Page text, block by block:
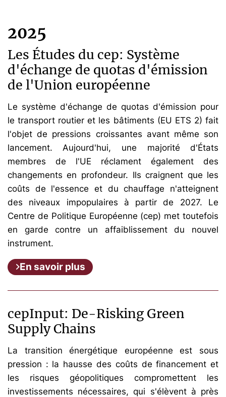
2025
Les Études du cep: Système
d'échange de quotas d'émission
de l'Union européenne
Le système d'échange de quotas d'émission pour
le transport routier et les bâtiments (EU ETS 2) fait
l'objet de pressions croissantes avant même son
lancement. Aujourd'hui, une majorité d'États
membres de l'UE réclament également des
changements en profondeur. Ils craignent que les
coûts de l'essence et du chauffage n'atteignent
des niveaux impopulaires à partir de 2027. Le
Centre de Politique Européenne (cep) met toutefois
en garde contre un affaiblissement du nouvel
instrument.
En savoir plus
cepInput: De-Risking Green
Supply Chains
La transition énergétique européenne est sous
pression : la hausse des coûts de financement et
les risques géopolitiques compromettent les
investissements nécessaires, qui s'élèvent à près